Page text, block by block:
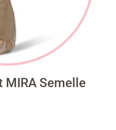
MIRA Semelle